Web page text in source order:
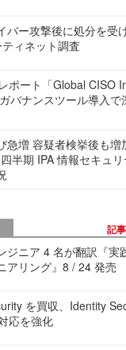
バー攻撃後に処分を受
ィネット調査
ポート「Global CISO
バナンスツール導入で
急増 容疑者検挙後も増
半期 IPA 情報セキュ
記
ジニア 4 名が翻訳『実
アリング』8 / 24 発売
を買収、Identity
応を強化